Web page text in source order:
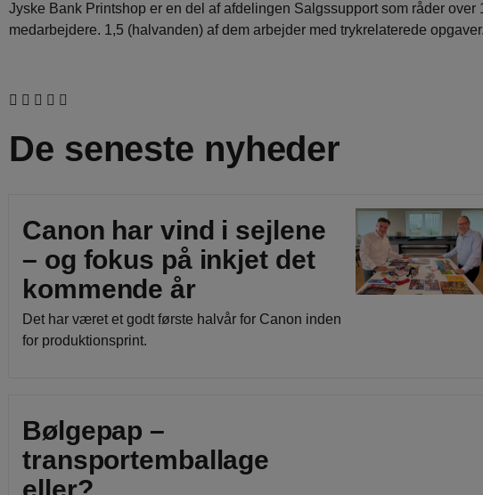
Jyske Bank Printshop er en del af afdelingen Salgssupport som råder over
medarbejdere. 1,5 (halvanden) af dem arbejder med trykrelaterede opgaver.
De seneste nyheder
Canon har vind i sejlene
– og fokus på inkjet det
kommende år
Det har været et godt første halvår for Canon inden
for produktionsprint.
Bølgepap –
transportemballage
eller?